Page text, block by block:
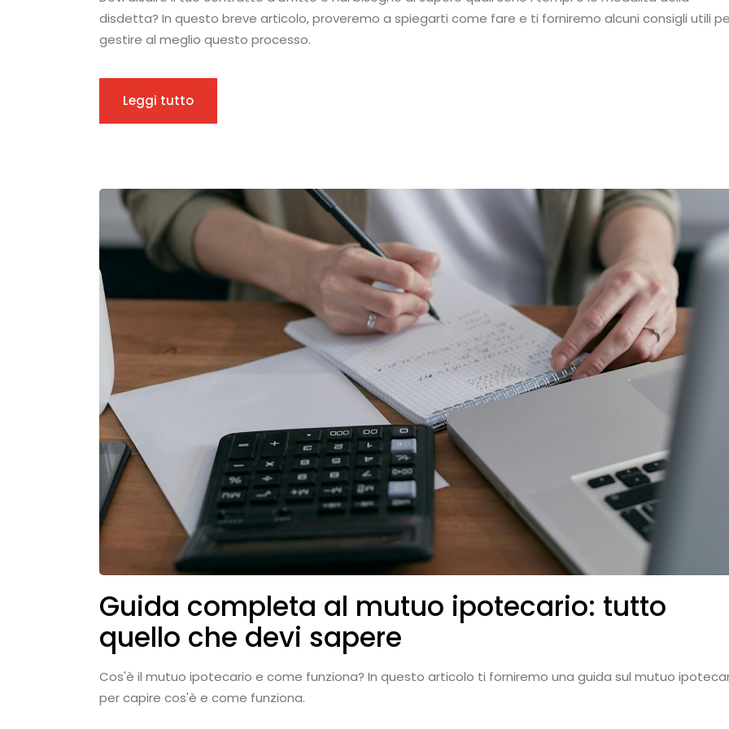
disdetta? In questo breve articolo, proveremo a spiegarti come fare e ti forniremo alcuni consigli utili
gestire al meglio questo processo.
Leggi tutto
Guida completa al mutuo ipotecario: tutto
quello che devi sapere
Cos'è il mutuo ipotecario e come funziona? In questo articolo ti forniremo una guida sul mutuo
per capire cos'è e come funziona.